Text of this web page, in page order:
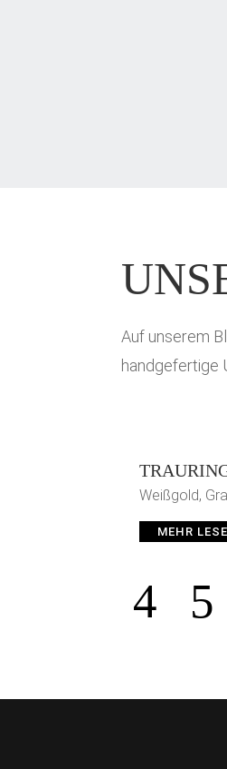
Auf unserem
handgefertige
Weißgold,
MEHR